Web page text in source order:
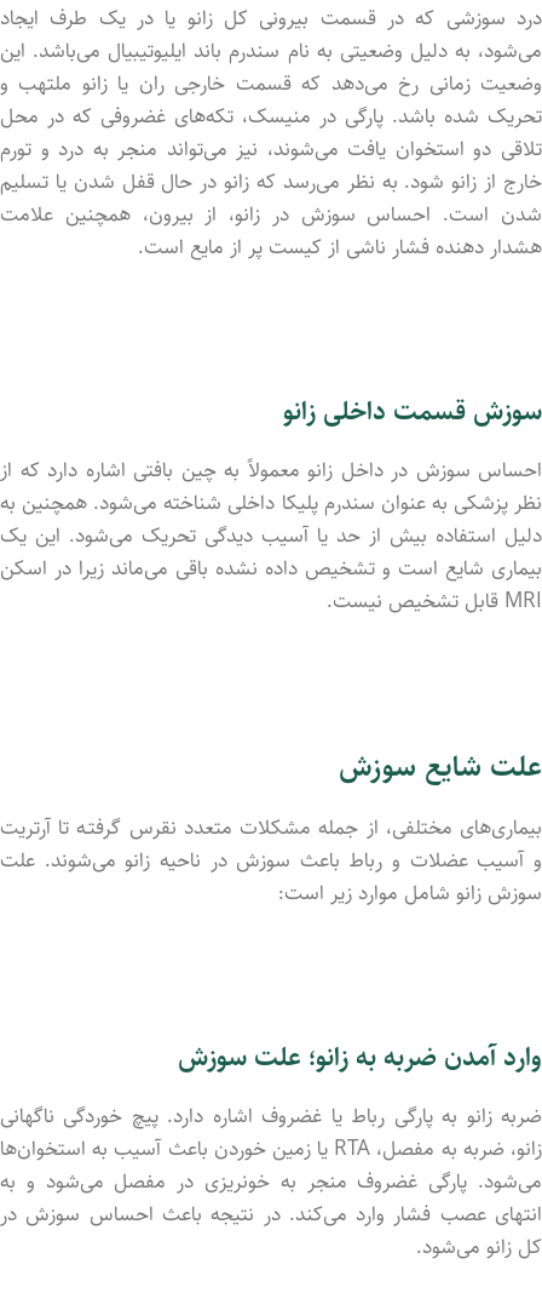
درد سوزشی که در قسمت بیرونی کل زانو یا در یک طرف ایجاد
می‌شود، به دلیل وضعیتی به نام سندرم باند ایلیوتیبیال می‌باشد. این
وضعیت زمانی رخ می‌دهد که قسمت خارجی ران یا زانو ملتهب و
تحریک شد‌ه باشد. پارگی در منیسک، تکه‌های غضروفی که در محل
تلاقی دو استخوان یافت می‌شوند، نیز می‌تواند منجر به درد و تورم
خارج از زانو شود. به نظر می‌رسد که زانو در حال قفل شدن یا تسلیم
شدن است. احساس سوزش در زانو، از بیرون، همچنین علامت
هشدار دهنده فشار ناشی از کیست پر از مایع است.
سوزش قسمت داخلی زانو
احساس سوزش در داخل زانو معمولاً به چین بافتی اشاره دارد که از
نظر پزشکی به عنوان سندرم پلیکا داخلی شناخته می‌شود. همچنین به
دلیل استفاده بیش از حد یا آسیب دیدگی تحریک می‌شود. این یک
بیماری شایع است و تشخیص داد‌ه نشد‌ه باقی می‌ماند زیرا در اسکن
MRI قابل تشخیص نیست.
علت شایع سوزش
بیماری‌های مختلفی، از جمله مشکلات متعدد نقرس گرفتـه تا آرتریت
و آسیب عضلات و رباط باعث سوزش در ناحیه زانو می‌شوند. علت
سوزش زانو شامل موارد زیر است:
وارد آمد‌ن ضربه به زانو؛ علت سوزش
ضربه زانو به پارگی رباط یا غضروف اشاره دارد. پیچ خوردگی ناگهانی
زانو، ضربه به مفصل، RTA یا زمین خورد‌ن باعث آسیب به استخوان‌ها
می‌شود. پارگی غضروف منجر به خونریزی در مفصل می‌شود و به
انتهای عصب فشار وارد می‌کند. در نتیجه باعث احساس سوزش در
کل زانو می‌شود.